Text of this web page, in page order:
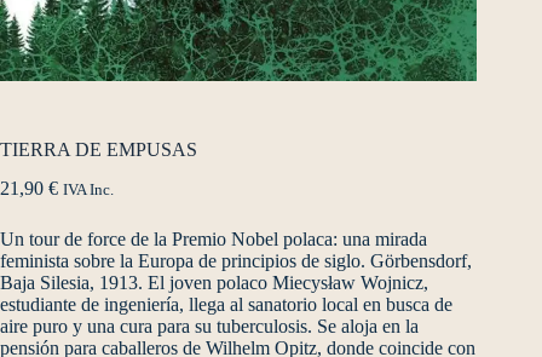
TIERRA DE EMPUSAS
21,90 € IVA Inc.
Un tour de force de la Premio Nobel polaca: una mirada
feminista sobre la Europa de principios de siglo. Görbensdorf,
Baja Silesia, 1913. El joven polaco Miecysław Wojnicz,
estudiante de ingeniería, llega al sanatorio local en busca de
aire puro y una cura para su tuberculosis. Se aloja en la
pensión para caballeros de Wilhelm Opitz, donde coincide con